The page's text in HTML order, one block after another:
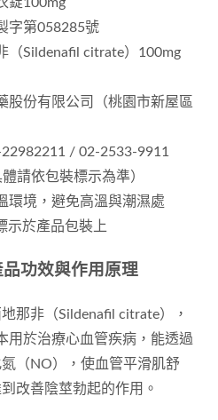
錠100mg
字第058285號
（Sildenafil citrate）100mg
股份有限公司（桃園市新屋區
22982211 / 02-2533-9911
體請依包裝標示為準）
環境，避免高溫與潮濕處
示於產品包裝上
功效與作用原理
那非（Sildenafil citrate），
用於治療心血管疾病，能透過
（NO），使血管平滑肌舒
改善陰莖勃起的作用。